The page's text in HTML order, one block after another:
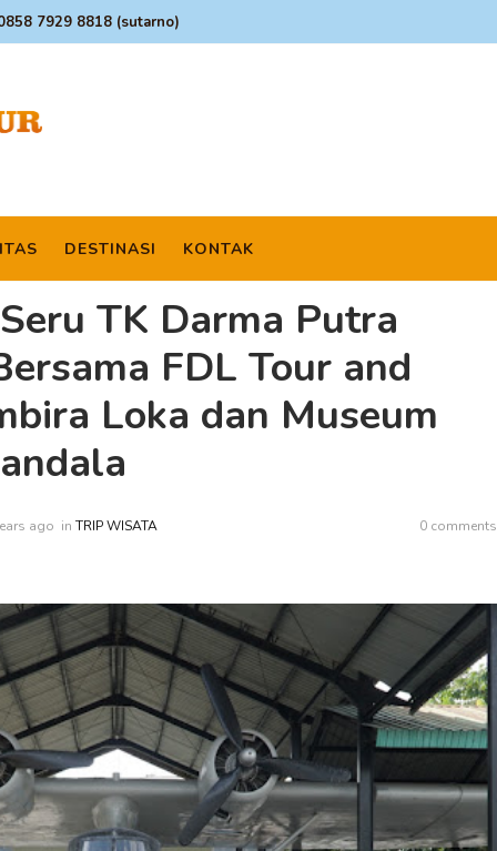
7929 8818 (sutarno)
DESTINASI KONTAK
TK Darma Putra
FDL Tour and
Loka dan Museum
ago in TRIP WISATA 0 comments